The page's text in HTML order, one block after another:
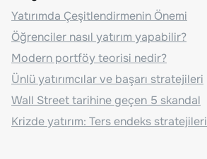
Yatırımda Çeşitlendirmenin Önemi
Öğrenciler nasıl yatırım yapabilir?
Modern portföy teorisi nedir?
Ünlü yatırımcılar ve başarı stratejileri
Wall Street tarihine geçen 5 skandal
Krizde yatırım: Ters endeks stratejileri